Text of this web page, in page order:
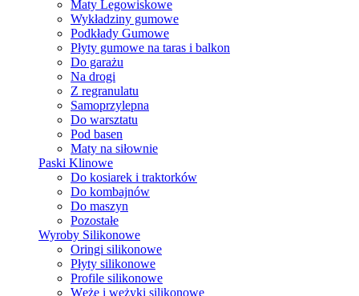
Maty Legowiskowe
Wykładziny gumowe
Podkłady Gumowe
Płyty gumowe na taras i balkon
Do garażu
Na drogi
Z regranulatu
Samoprzylepna
Do warsztatu
Pod basen
Maty na siłownie
Paski Klinowe
Do kosiarek i traktorków
Do kombajnów
Do maszyn
Pozostałe
Wyroby Silikonowe
Oringi silikonowe
Płyty silikonowe
Profile silikonowe
Węże i wężyki silikonowe